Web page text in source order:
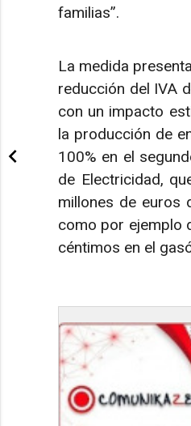
familias”.
La medida
reducción del IVA
con un impacto
la producción de
100% en el
de Electricidad,
millones de euros
como por ejemplo
céntimos en el